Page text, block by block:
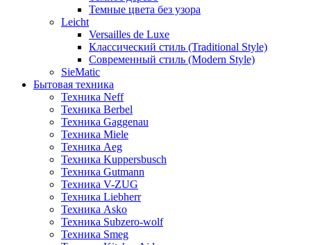
Темные цвета без узора
Leicht
Versailles de Luxe
Классический стиль (Traditional Style)
Современный стиль (Modern Style)
SieMatic
Бытовая техника
Техника Neff
Техника Berbel
Техника Gaggenau
Техника Miele
Техника Aeg
Техника Kuppersbusch
Техника Gutmann
Техника V-ZUG
Техника Liebherr
Техника Asko
Техника Subzero-wolf
Техника Smeg